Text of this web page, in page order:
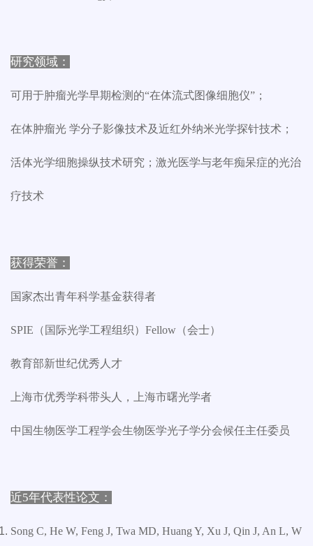
研究领域：
可用于肿瘤光学早期检测的“在体流式图像细胞仪”；
在体肿瘤光 学分子影像技术及近红外纳米光学探针技术；
活体光学细胞操纵技术研究；激光医学与老年痴呆症的光治
疗技术
获得荣誉：
国家杰出青年科学基金获得者
SPIE（国际光学工程组织）Fellow（会士）
教育部新世纪优秀人才
上海市优秀学科带头人，上海市曙光学者
中国生物医学工程学会生物医学光子学分会候任主任委员
近5年代表性论文：
Song C, He W, Feng J, Twa MD, Huang Y, Xu J, Qin J, An L, W